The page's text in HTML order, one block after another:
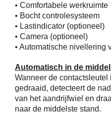
• Comfortabele werkruimte
• Bocht controlesysteem
• Lastindicator (optioneel)
• Camera (optioneel)
• Automatische nivellering
Automatisch in de
Wanneer de
gedraaid, detecteert de
van het aandrijfwiel en
naar de middelste stand.